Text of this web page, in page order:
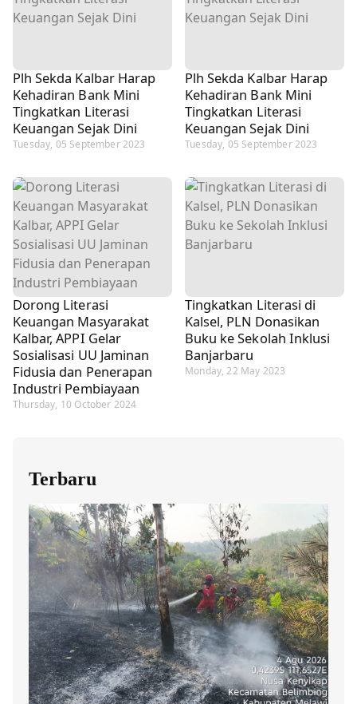
Plh Sekda Kalbar Harap
Kehadiran Bank Mini
Tingkatkan Literasi
Keuangan Sejak Dini
Tuesday, 05 September 2023
Plh Sekda Kalbar Harap
Kehadiran Bank Mini
Tingkatkan Literasi
Keuangan Sejak Dini
Tuesday, 05 September 2023
Dorong Literasi
Keuangan Masyarakat
Kalbar, APPI Gelar
Sosialisasi UU Jaminan
Fidusia dan Penerapan
Industri Pembiayaan
Thursday, 10 October 2024
Tingkatkan Literasi di
Kalsel, PLN Donasikan
Buku ke Sekolah Inklusi
Banjarbaru
Monday, 22 May 2023
Terbaru